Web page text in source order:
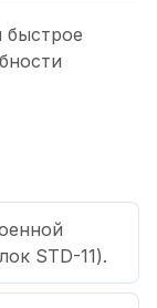
быстрое
STD-11).